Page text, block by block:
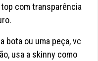
com transparência
bota ou uma peça, vc
usa a skinny como